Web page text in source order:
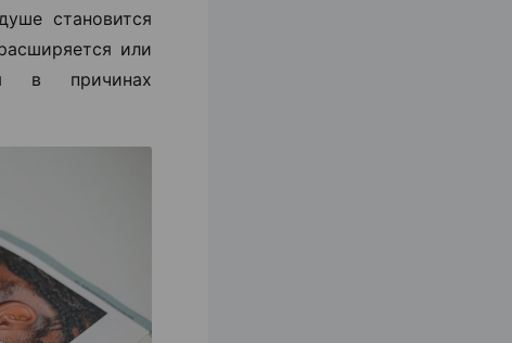
становится
или
в причинах